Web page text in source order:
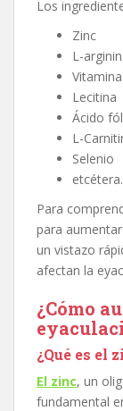
Los
Zinc
L-
Lecitina
Ácido
L-
Selenio
Para
para
un vistazo
afectan la
¿Cómo
¿Qué es el
El zinc, un
fundamental